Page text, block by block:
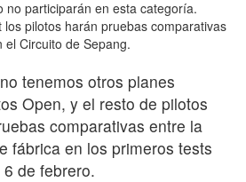
no participarán en esta categoría.
pilotos harán pruebas comparativas
Circuito de Sepang.
tenemos otros planes
Open, y el resto de pilotos
comparativas entre la
fábrica en los primeros tests
de febrero.